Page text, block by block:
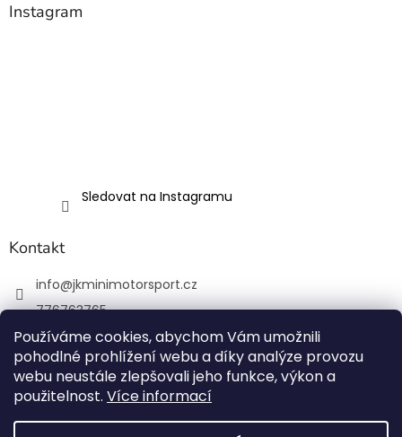
Používáme cookies, abychom Vám umožnili
pohodlné prohlížení webu a díky analýze provozu
webu neustále zlepšovali jeho funkce, výkon a
použitelnost. Více informací
Instagram
Sledovat na Instagramu
Kontakt
info@jkminimotorsport.cz
776763765
JK MINI Motorsport
JKMiniMotorsport.cz
Vytvořil Shoptet